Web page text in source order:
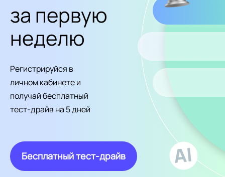
за первую
неделю
Регистрируйся в
личном кабинете и
получай бесплатный
тест-драйв на 5 дней
Бесплатный тест-драйв